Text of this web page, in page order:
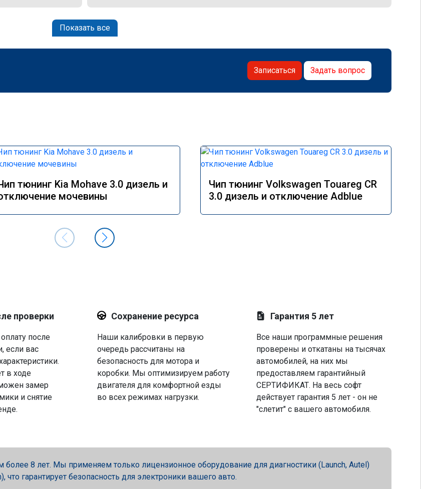
Показать все
Записаться Задать вопрос
тюнинг Kia Mohave 3.0 дизель и
мочевины
Чип тюнинг Volkswagen Touareg CR
3.0 дизель и отключение Adblue
проверки
после
если вас
в ходе
замер
и снятие
Сохранение ресурса
Наши калибровки в первую
очередь рассчитаны на
безопасность для мотора и
коробки. Мы оптимизируем работу
двигателя для комфортной езды
во всех режимах нагрузки.
Гарантия 5 лет
Все наши программные решения
проверены и откатаны на тысячах
автомобилей, на них мы
предоставляем гарантийный
СЕРТИФИКАТ. На весь софт
действует гарантия 5 лет - он не
"слетит" с вашего автомобиля.
8 лет. Мы применяем только лицензионное оборудование для диагностики (Launch, Autel)
что гарантирует безопасность для электроники вашего авто.